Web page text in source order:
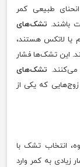
طبیعی کمر
باشند. تشک‌های
یا لاتکس هستند،
این تشک‌ها فشار
می‌کنند. تشک‌های
که یکی از
انتخاب تشک با
به کمر وارد